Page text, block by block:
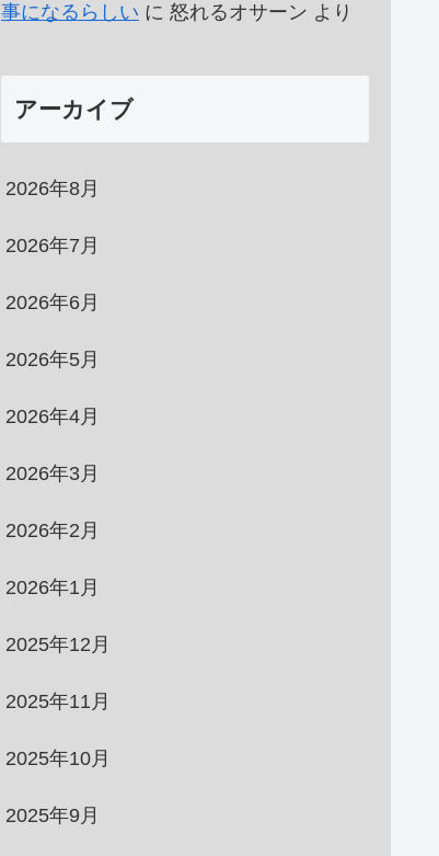
事になるらしい に 怒れるオサーン より
アーカイブ
2026年8月
2026年7月
2026年6月
2026年5月
2026年4月
2026年3月
2026年2月
2026年1月
2025年12月
2025年11月
2025年10月
2025年9月